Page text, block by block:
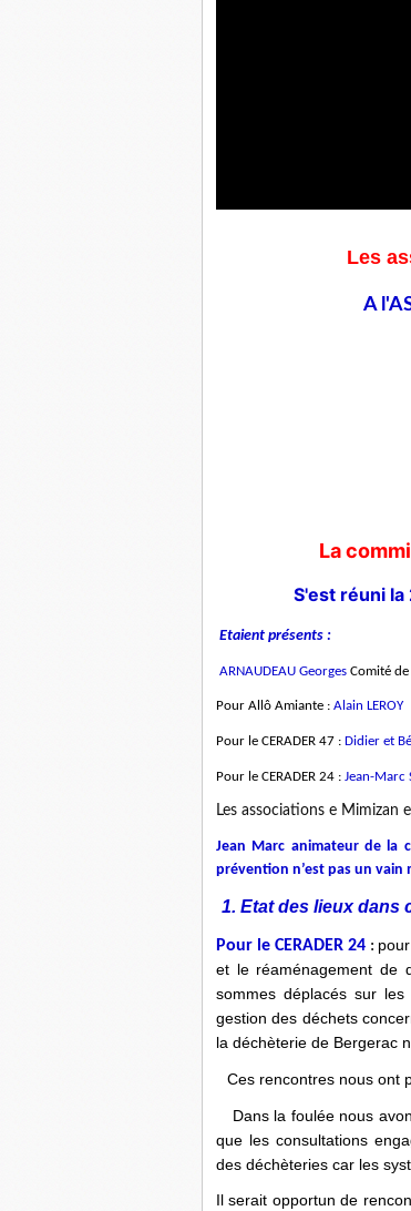
Les
A
La
S'est réuni
Etaient présents :
ARNAUDEAU Georges Comité
Pour Allô Amiante : Alain LEROY
Pour le CERADER 47 : Didier et
Pour le CERADER 24 : Jean-Marc
Les associations e Mimizan
Jean Marc animateur de la
prévention n’est pas un vain
1. Etat des lieux dans
Pour le CERADER 24 :
et le réaménagement de
sommes déplacés sur
gestion des déchets
la déchèterie de Bergerac
Ces rencontres nous ont
Dans la foulée nous
que les consultations
des déchèteries car les
Il serait opportun de